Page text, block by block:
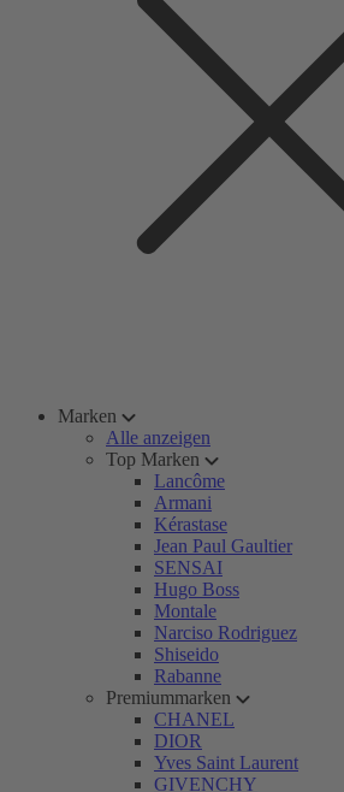
Marken
Alle anzeigen
Top Marken
Lancôme
Armani
Kérastase
Jean Paul Gaultier
SENSAI
Hugo Boss
Montale
Narciso Rodriguez
Shiseido
Rabanne
Premiummarken
CHANEL
DIOR
Yves Saint Laurent
GIVENCHY